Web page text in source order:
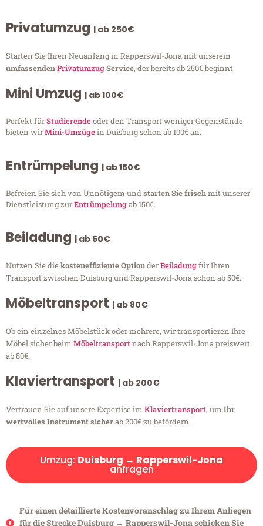
Privatumzug | ab 250€
Starten Sie Ihren Neuanfang in Rapperswil-Jona mit unserem
umfassendenPrivatumzugService, der bereits ab 250€ beginnt.
Mini Umzug | ab 100€
Perfekt fürStudierendeoder den Transport weniger Gegenstände
bieten wirMini-Umzügein Duisburg schon ab 100€ an.
Entrümpelung | ab 150€
Befreien Sie sich von Unnötigem undstarten Sie frischmit unserer
Dienstleistung zurEntrümpelungab 150€.
Beiladung | ab 50€
Nutzen Sie diekosteneffiziente OptionderBeiladungfür Ihren
Transport zwischen Duisburg und Rapperswil-Jona schon ab 50€.
Möbeltransport | ab 80€
Ob ein einzelnes Möbelstück oder mehrere, wir transportieren Ihre
Möbel sicher beim Möbeltransportnach Rapperswil-Jona preiswert
ab 80€.
Klaviertransport | ab 200€
Vertrauen Sie auf unsere Expertise im Klaviertransport, um Ihr
wertvolles Instrument sicherab 200€ zu befördern.
Umzug: Duisburg → Rapperswil-Jona
anfragen
Für einen detaillierte Kostenvoranschlag zu Ihrem Anliegen
für die Strecke Duisburg → Rapperswil-Jona schicken Sie